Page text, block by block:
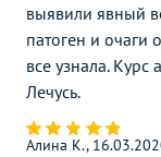
выявили явный
патоген и очаги
все узнала.
Лечусь.
Алина К.,